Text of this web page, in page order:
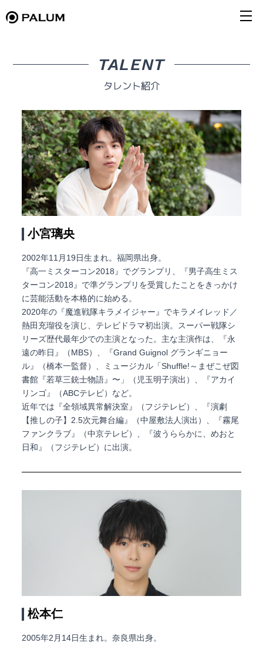
TALENT
タレント紹介
小宮璃央
2002年11月19日生まれ。福岡県出身。
『高一ミスターコン2018』でグランプリ、『男子高生ミス
ターコン2018』で準グランプリを受賞したことをきっかけ
に芸能活動を本格的に始める。
2020年の『魔進戦隊キラメイジャー』でキラメイレッド／
熱田充瑠役を演じ、テレビドラマ初出演。スーパー戦隊シ
リーズ歴代最年少での主演となった。主な主演作は、『永
遠の昨日』（MBS）、『Grand Guignol グランギニョー
ル』（橋本一監督）、ミュージカル「Shuffle!～まぜこぜ図
書館『若草三銃士物語』〜」（児玉明子演出）、『アカイ
リンゴ』（ABCテレビ）など。
近年では『全領域異常解決室』（フジテレビ）、『演劇
【推しの子】2.5次元舞台編』（中屋敷法人演出）、『霧尾
ファンクラブ』（中京テレビ）、『波うららかに、めおと
日和』（フジテレビ）に出演。
松本仁
2005年2月14日生まれ。奈良県出身。